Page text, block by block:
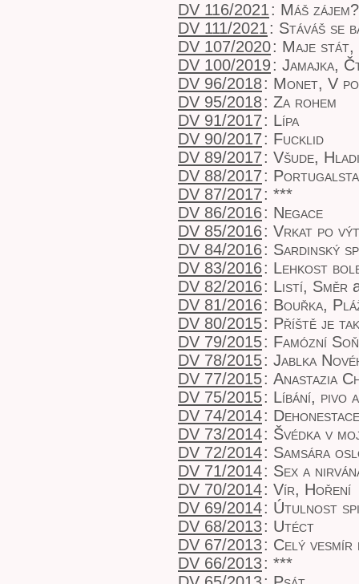
DV 116/2021: Máš zájem?
DV 111/2021: Stáváš se
DV 107/2020: Maje stát,
DV 100/2019: Jamajka,
DV 96/2018: Monet, V
DV 95/2018: Za rohem
DV 91/2017: Lípa
DV 90/2017: Fucklid
DV 89/2017: Všude,
DV 88/2017:
DV 87/2017: ***
DV 86/2016: Negace
DV 85/2016: Vrkat po
DV 84/2016: Sardinský
DV 83/2016: Lehkost
DV 82/2016: Listí, Směr
DV 81/2016: Bouřka,
DV 80/2015: Příště je
DV 79/2015: Famózní
DV 78/2015: Jablka
DV 77/2015: Anastazia
DV 75/2015: Líbání, pivo
DV 74/2014: Dehonestace
DV 73/2014: Švédka v
DV 72/2014: Samsára
DV 71/2014: Sex a
DV 70/2014: Vír, Hoření
DV 69/2014: Útulnost
DV 68/2013: Utéct
DV 67/2013: Celý vesmír
DV 66/2013: ***